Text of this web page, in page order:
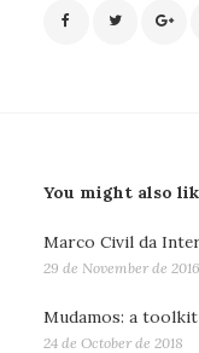
You might also
Marco Civil da
29 de November de 2016
Mudamos: a
24 de October de 2018